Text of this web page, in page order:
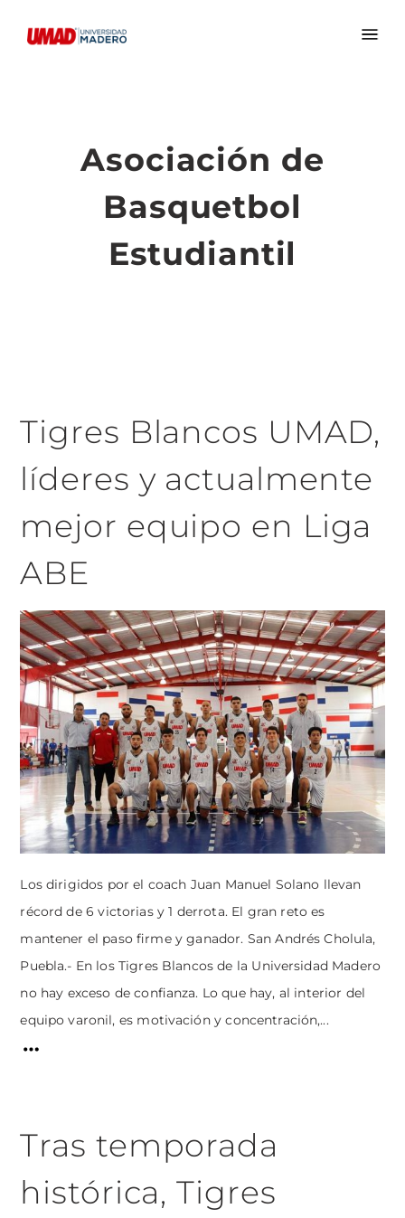
Asociación de
Basquetbol
Estudiantil
Tigres Blancos UMAD,
líderes y actualmente
mejor equipo en Liga
ABE
Los dirigidos por el coach Juan Manuel Solano llevan
récord de 6 victorias y 1 derrota. El gran reto es
mantener el paso firme y ganador. San Andrés Cholula,
Puebla.- En los Tigres Blancos de la Universidad Madero
no hay exceso de confianza. Lo que hay, al interior del
equipo varonil, es motivación y concentración,...
Tras temporada
histórica, Tigres